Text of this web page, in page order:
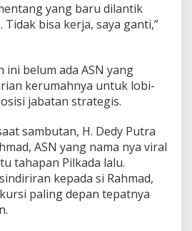
yang baru dilantik
bisa kerja, saya ganti,”
ini belum ada ASN yang
kerumahnya untuk lobi-
jabatan strategis.
sambutan, H. Dedy Putra
ASN yang nama nya viral
tahapan Pilkada lalu.
kepada si Rahmad,
paling depan tepatnya